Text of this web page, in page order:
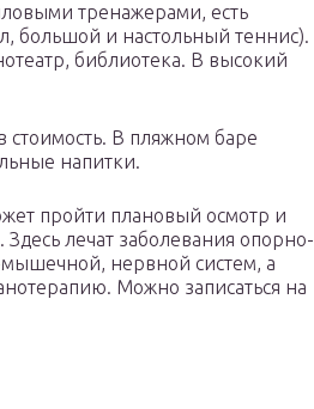
тренажерами, есть
большой и настольный теннис).
библиотека. В высокий
В пляжном баре
напитки.
пройти плановый осмотр и
лечат заболевания опорно-
мышечной, нервной систем, а
Можно записаться на